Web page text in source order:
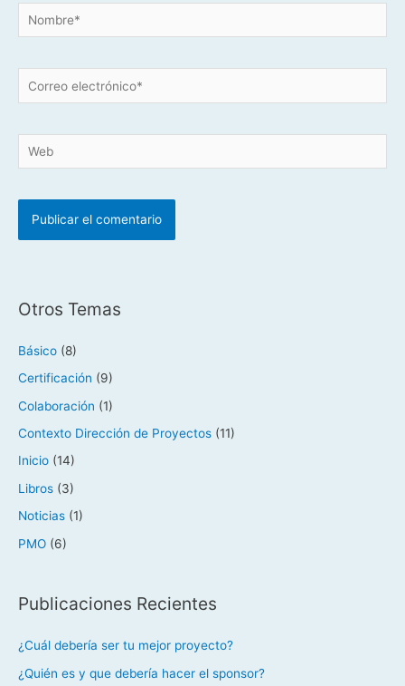
Nombre*
Correo
electrónico*
Web
Otros Temas
Básico (8)
Certificación (9)
Colaboración (1)
Contexto Dirección de Proyectos (11)
Inicio (14)
Libros (3)
Noticias (1)
PMO (6)
Publicaciones Recientes
¿Cuál debería ser tu mejor proyecto?
¿Quién es y que debería hacer el sponsor?